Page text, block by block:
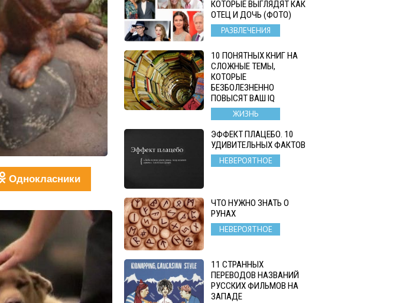
Однокласники
КОТОРЫЕ ВЫГЛЯДЯТ КАК
ОТЕЦ И ДОЧЬ (ФОТО)
РАЗВЛЕЧЕНИЯ
10 ПОНЯТНЫХ КНИГ НА
СЛОЖНЫЕ ТЕМЫ,
КОТОРЫЕ
БЕЗБОЛЕЗНЕННО
ПОВЫСЯТ ВАШ IQ
ЖИЗНЬ
ЭФФЕКТ ПЛАЦЕБО. 10
УДИВИТЕЛЬНЫХ ФАКТОВ
НЕВЕРОЯТНОЕ
ЧТО НУЖНО ЗНАТЬ О
РУНАХ
НЕВЕРОЯТНОЕ
11 СТРАННЫХ
ПЕРЕВОДОВ НАЗВАНИЙ
РУССКИХ ФИЛЬМОВ НА
ЗАПАДЕ